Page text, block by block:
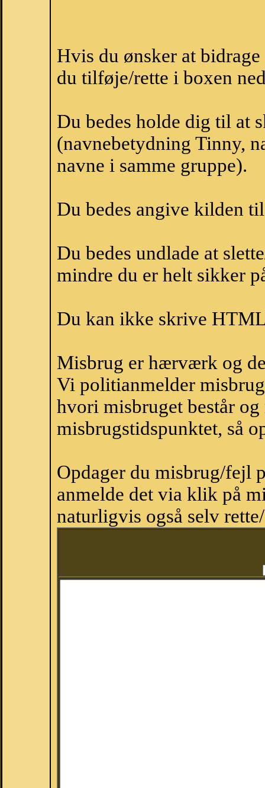
Hvis du ønsker at
du tilføje/rette i boxen
Du bedes holde dig til at
(navnebetydning Tinny,
navne i samme gruppe).
Du bedes angive kilden
Du bedes undlade at
mindre du er helt sikker
Du kan ikke skrive
Misbrug er hærværk og
Vi politianmelder
hvori misbruget består
misbrugstidspunktet, så
Opdager du misbrug/fejl
anmelde det via klik på
naturligvis også selv